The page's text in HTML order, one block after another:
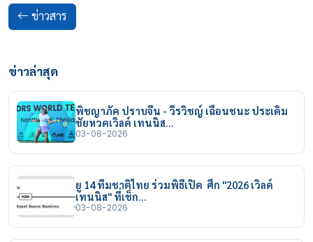
ข่าวสาร
ข่าวล่าสุด
พิชญาภัค ปราบจีน - วีรวิชญ์ เฉือนชนะ ประเดิม
ชัยหวดเวิลด์ เทนนิส…
03-08-2026
ยู 14 ทีมชาติไทย ร่วมพิธีเปิด ศึก "2026 เวิลด์
เทนนิส" ที่เช็ก…
03-08-2026